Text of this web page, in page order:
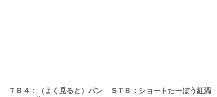
ＴＢ４：（よく見ると）パン
SＴＢ：ショートたーぼう紅渦